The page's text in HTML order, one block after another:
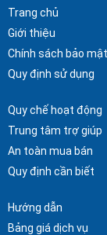
Trang chủ
Giới thiệu
Chính sách bảo mật
Quy định sử dụng
Quy chế hoạt động
Trung tâm trợ giúp
An toàn mua bán
Quy định cần biết
Hướng dẫn
Bảng giá dịch vụ